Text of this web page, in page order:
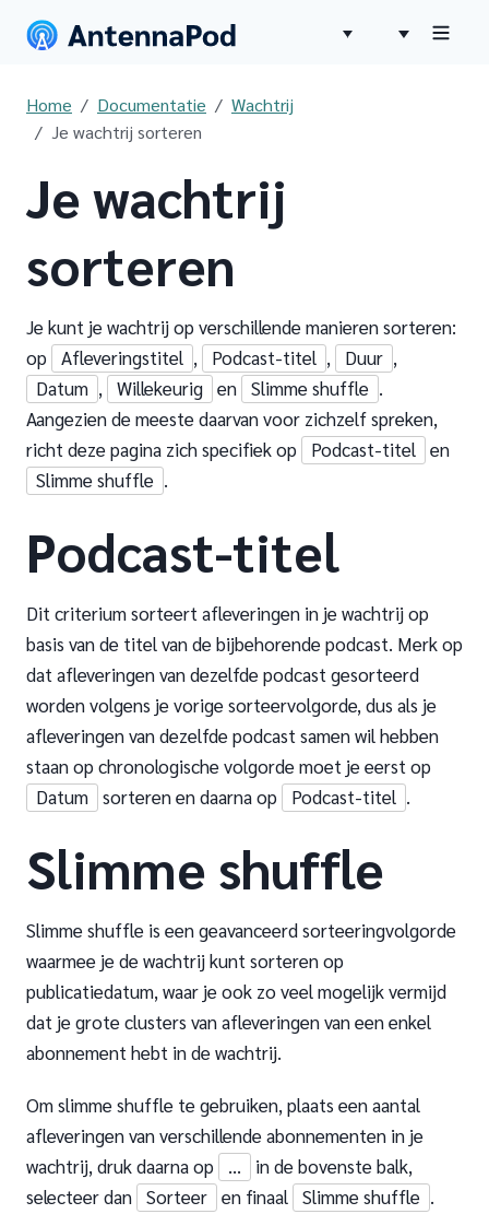
Home Documentatie
Wachtrij
Je wachtrij sorteren
Je wachtrij
sorteren
Je kunt je wachtrij op verschillende manieren sorteren:
op
Afleveringstitel , Podcast-titel , Duur ,
Datum , Willekeurig en Slimme shuffle .
Aangezien de meeste daarvan voor zichzelf spreken,
richt deze pagina zich specifiek op
Podcast-titel en
Slimme shuffle .
Podcast-titel
Dit criterium sorteert afleveringen in je wachtrij op
basis van de titel van de bijbehorende podcast. Merk op
dat afleveringen van dezelfde podcast gesorteerd
worden volgens je vorige sorteervolgorde, dus als je
afleveringen van dezelfde podcast samen wil hebben
staan op chronologische volgorde moet je eerst op
Datum sorteren en daarna op Podcast-titel .
Slimme shuffle
Slimme shuffle is een geavanceerd sorteeringvolgorde
waarmee je de wachtrij kunt sorteren op
publicatiedatum, waar je ook zo veel mogelijk vermijd
dat je grote clusters van afleveringen van een enkel
abonnement hebt in de wachtrij.
Om slimme shuffle te gebruiken, plaats een aantal
afleveringen van verschillende abonnementen in je
wachtrij, druk daarna op
...
in de bovenste balk,
selecteer dan Sorteer en finaal Slimme shuffle .